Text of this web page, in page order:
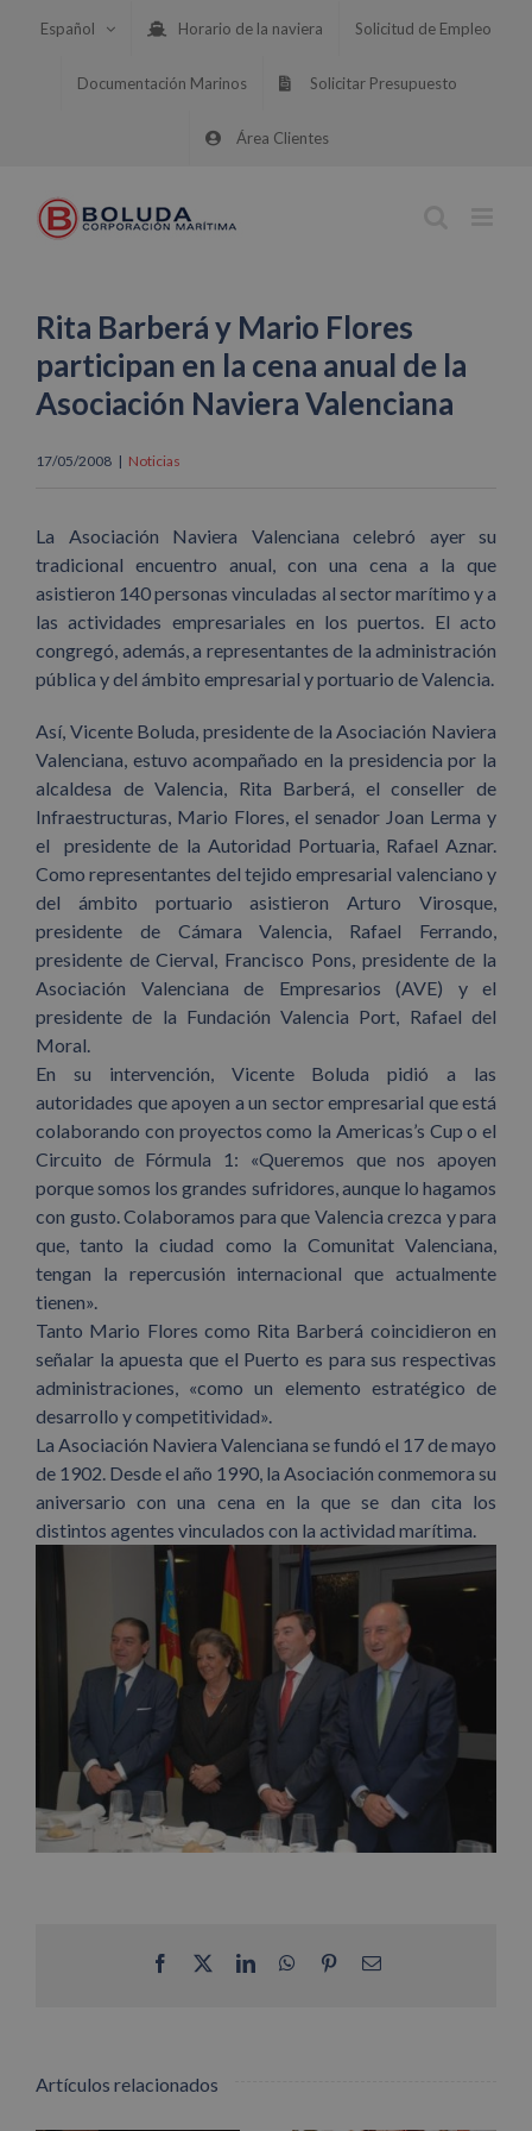
Español Horario de la naviera Solicitud de Empleo
Documentación Marinos Solicitar Presupuesto
Área Clientes
Rita Barberá y Mario Flores
participan en la cena anual de la
Asociación Naviera Valenciana
17/05/2008 | Noticias
La Asociación Naviera Valenciana celebró ayer su
tradicional encuentro anual, con una cena a la que
asistieron 140 personas vinculadas al sector marítimo y a
las actividades empresariales en los puertos. El acto
congregó, además, a representantes de la administración
pública y del ámbito empresarial y portuario de Valencia.
Así, Vicente Boluda, presidente de la Asociación Naviera
Valenciana, estuvo acompañado en la presidencia por la
alcaldesa de Valencia, Rita Barberá, el conseller de
Infraestructuras, Mario Flores, el senador Joan Lerma y
el presidente de la Autoridad Portuaria, Rafael Aznar.
Como representantes del tejido empresarial valenciano y
del ámbito portuario asistieron Arturo Virosque,
presidente de Cámara Valencia, Rafael Ferrando,
presidente de Cierval, Francisco Pons, presidente de la
Asociación Valenciana de Empresarios (AVE) y el
presidente de la Fundación Valencia Port, Rafael del
Moral.
En su intervención, Vicente Boluda pidió a las
autoridades que apoyen a un sector empresarial que está
colaborando con proyectos como la Americas’s Cup o el
Circuito de Fórmula 1: «Queremos que nos apoyen
porque somos los grandes sufridores, aunque lo hagamos
con gusto. Colaboramos para que Valencia crezca y para
que, tanto la ciudad como la Comunitat Valenciana,
tengan la repercusión internacional que actualmente
tienen».
Tanto Mario Flores como Rita Barberá coincidieron en
señalar la apuesta que el Puerto es para sus respectivas
administraciones, «como un elemento estratégico de
desarrollo y competitividad».
La Asociación Naviera Valenciana se fundó el 17 de mayo
de 1902. Desde el año 1990, la Asociación conmemora su
aniversario con una cena en la que se dan cita los
distintos agentes vinculados con la actividad marítima.
Facebook LinkedInWhatsApp
PinterestCorreo
Artículos relacionados